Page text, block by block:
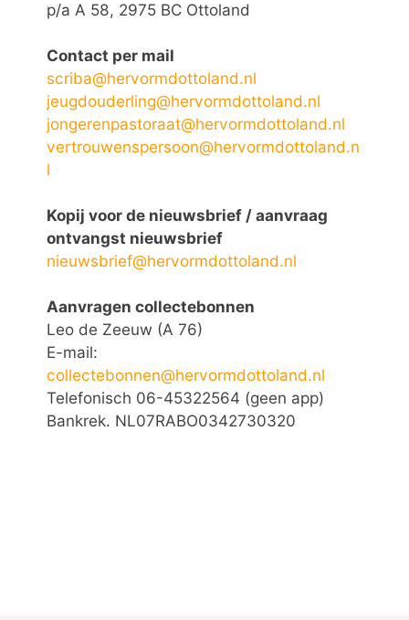
p/a A 58, 2975 BC Ottoland
Contact per mail
scriba@hervormdottoland.nl
jeugdouderling@hervormdottoland.nl
jongerenpastoraat@hervormdottoland.nl
vertrouwenspersoon@hervormdottoland.n
l
Kopij voor de nieuwsbrief / aanvraag
ontvangst nieuwsbrief
nieuwsbrief@hervormdottoland.nl
Aanvragen collectebonnen
Leo de Zeeuw (A 76)
E-mail:
collectebonnen@hervormdottoland.nl
Telefonisch 06-45322564 (geen app)
Bankrek. NL07RABO0342730320